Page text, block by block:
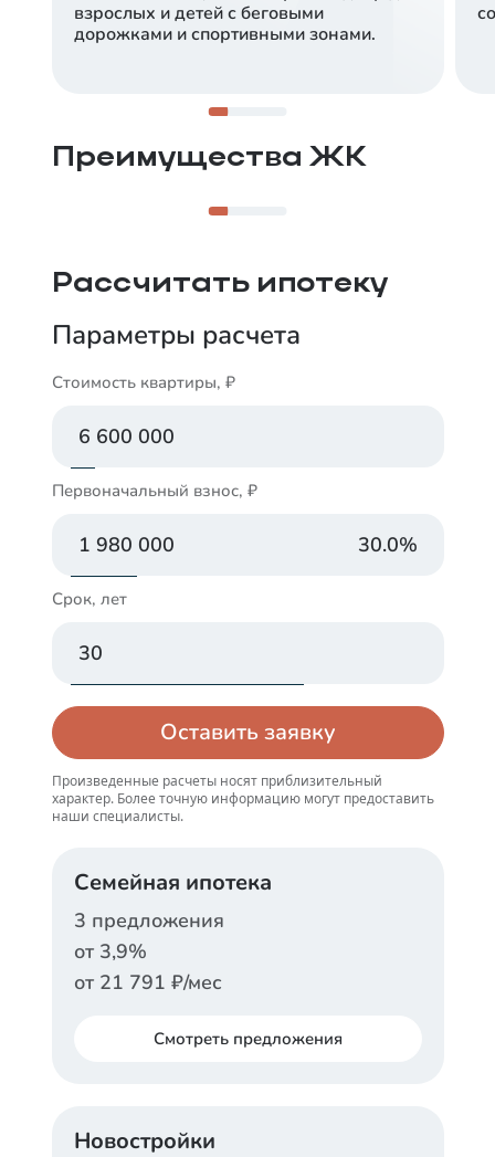
взрослых и детей с беговыми
дорожками и спортивными зонами.
Преимущества ЖК
Сердце развивающегося 5-го Заречного
Рассчитать ипотеку
Параметры расчета
Стоимость квартиры, ₽
Первоначальный взнос, ₽
30.0%
Срок, лет
Оставить заявку
Произведенные расчеты носят приблизительный
характер. Более точную информацию могут предоставить
наши специалисты.
Семейная ипотека
3 предложения
от 3,9%
от 21 791 ₽/мес
Смотретьпредложения
Ставка
Новостройки